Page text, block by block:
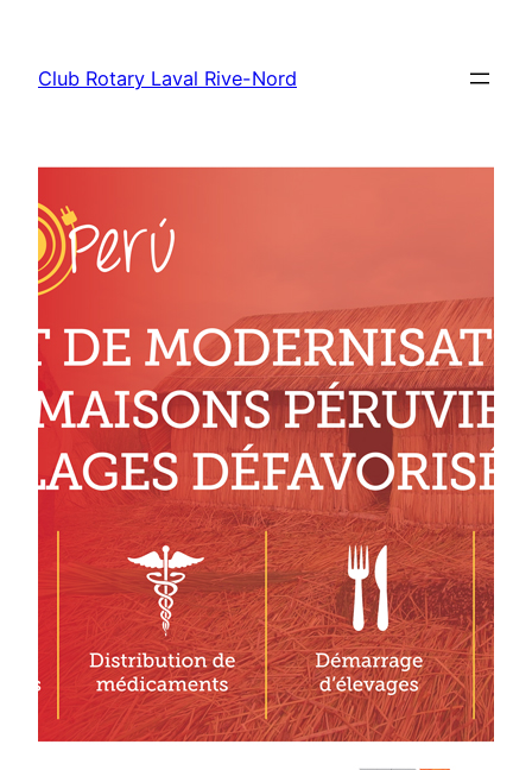
contenu
Club Rotary Laval Rive-Nord